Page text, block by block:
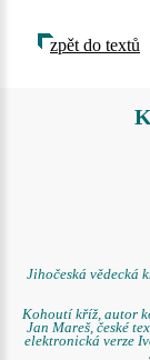
zpět do textů
Jihočeská vědecká
Kohoutí kříž, autor
Jan Mareš, české
elektronická verze